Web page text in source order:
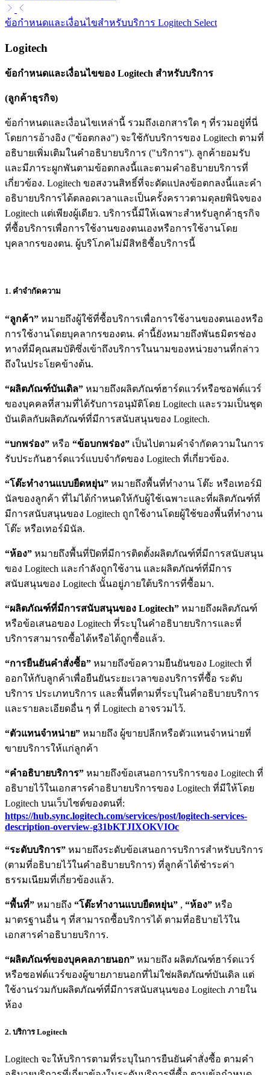
ข้อกำหนดและเงื่อนไขสำหรับบริการ Logitech Select
Logitech
ข้อกำหนดและเงื่อนไขของ Logitech สำหรับบริการ
(ลูกค้าธุรกิจ)
ข้อกำหนดและเงื่อนไขเหล่านี้ รวมถึงเอกสารใด ๆ ที่รวมอยู่ที่นี่
โดยการอ้างอิง ("ข้อตกลง") จะใช้กับบริการของ Logitech ตามที่
อธิบายเพิ่มเติมในคำอธิบายบริการ ("บริการ"). ลูกค้ายอมรับ
และมีภาระผูกพันตามข้อตกลงนี้และตามคำอธิบายบริการที่
เกี่ยวข้อง. Logitech ขอสงวนสิทธิ์ที่จะดัดแปลงข้อตกลงนี้และคำ
อธิบายบริการได้ตลอดเวลาและเป็นครั้งคราวตามดุลยพินิจของ
Logitech แต่เพียงผู้เดียว. บริการนี้มีให้เฉพาะสำหรับลูกค้าธุรกิจ
ที่ซื้อบริการเพื่อการใช้งานของตนเองหรือการใช้งานโดย
บุคลากรของตน. ผู้บริโภคไม่มีสิทธิซื้อบริการนี้
1. คำจำกัดความ
“ลูกค้า” หมายถึงผู้ใช้ที่ซื้อบริการเพื่อการใช้งานของตนเองหรือ
การใช้งานโดยบุคลากรของตน. คำนี้ยังหมายถึงพันธมิตรช่อง
ทางที่มีคุณสมบัติซึ่งเข้าถึงบริการในนามของหน่วยงานที่กล่าว
ถึงในประโยคข้างต้น.
“ผลิตภัณฑ์บันเดิล” หมายถึงผลิตภัณฑ์ฮาร์ดแวร์หรือซอฟต์แวร์
ของบุคคลที่สามที่ได้รับการอนุมัติโดย Logitech และรวมเป็นชุด
บันเดิลกับผลิตภัณฑ์ที่มีการสนับสนุนของ Logitech.
“บกพร่อง” หรือ “ข้อบกพร่อง” เป็นไปตามคำจำกัดความในการ
รับประกันฮาร์ดแวร์แบบจำกัดของ Logitech ที่เกี่ยวข้อง.
“โต๊ะทำงานแบบยืดหยุ่น” หมายถึงพื้นที่ทำงาน โต๊ะ หรือเทอร์มิ
นัลของลูกค้า ที่ไม่ได้กำหนดให้กับผู้ใช้เฉพาะและที่ผลิตภัณฑ์ที่
มีการสนับสนุนของ Logitech ถูกใช้งานโดยผู้ใช้ของพื้นที่ทำงาน
โต๊ะ หรือเทอร์มินัล.
“ห้อง” หมายถึงพื้นที่ปิดที่มีการติดตั้งผลิตภัณฑ์ที่มีการสนับสนุน
ของ Logitech และกำลังถูกใช้งาน และผลิตภัณฑ์ที่มีการ
สนับสนุนของ Logitech นั้นอยู่ภายใต้บริการที่ซื้อมา.
“ผลิตภัณฑ์ที่มีการสนับสนุนของ Logitech” หมายถึงผลิตภัณฑ์
หรือข้อเสนอของ Logitech ที่ระบุในคำอธิบายบริการและที่
บริการสามารถซื้อได้หรือได้ถูกซื้อแล้ว.
“การยืนยันคำสั่งซื้อ” หมายถึงข้อความยืนยันของ Logitech ที่
ออกให้กับลูกค้าเพื่อยืนยันระยะเวลาของบริการที่ซื้อ ระดับ
บริการ ประเภทบริการ และพื้นที่ตามที่ระบุในคำอธิบายบริการ
และรายละเอียดอื่น ๆ ที่ Logitech อาจรวมไว้.
“ตัวแทนจำหน่าย” หมายถึง ผู้ขายปลีกหรือตัวแทนจำหน่ายที่
ขายบริการให้แก่ลูกค้า
“คำอธิบายบริการ” หมายถึงข้อเสนอการบริการของ Logitech ที่
อธิบายไว้ในเอกสารคำอธิบายบริการของ Logitech ที่มีให้โดย
Logitech บนเว็บไซต์ของตนที่:
https://hub.sync.logitech.com/services/post/logitech-services-
description-overview-g31bKTJIXOKVIOc
“ระดับบริการ” หมายถึงระดับข้อเสนอการบริการสำหรับบริการ
(ตามที่อธิบายไว้ในคำอธิบายบริการ) ที่ลูกค้าได้ชำระค่า
ธรรมเนียมที่เกี่ยวข้องแล้ว.
“พื้นที่” หมายถึง “โต๊ะทำงานแบบยืดหยุ่น” , “ห้อง” หรือ
มาตรฐานอื่น ๆ ที่สามารถซื้อบริการได้ ตามที่อธิบายไว้ใน
เอกสารคำอธิบายบริการ.
“ผลิตภัณฑ์ของบุคคลภายนอก” หมายถึง ผลิตภัณฑ์ฮาร์ดแวร์
หรือซอฟต์แวร์ของผู้ขายภายนอกที่ไม่ใช่ผลิตภัณฑ์บันเดิล แต่
ใช้งานร่วมกับผลิตภัณฑ์ที่มีการสนับสนุนของ Logitech ภายใน
ห้อง
2. บริการ Logitech
Logitech จะให้บริการตามที่ระบุในการยืนยันคำสั่งซื้อ ตามคำ